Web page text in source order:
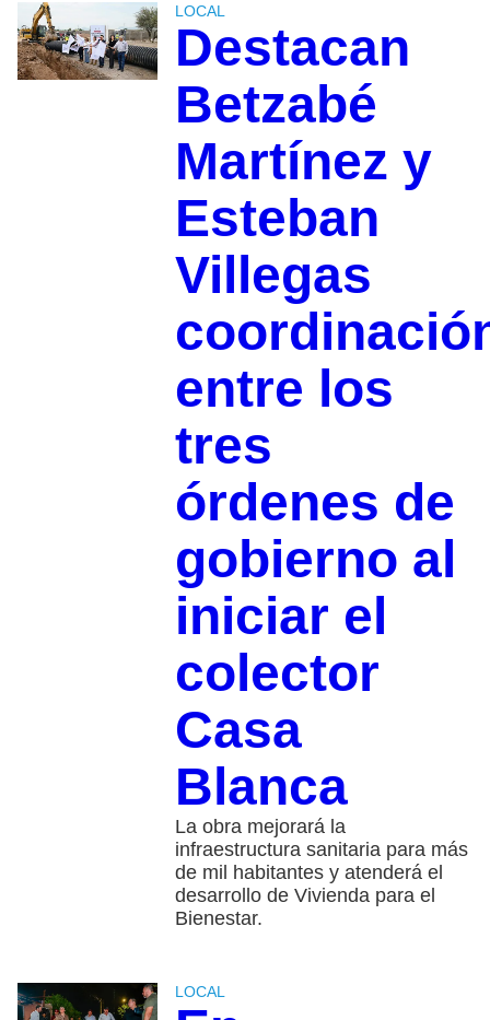
LOCAL
Destacan
Betzabé
Martínez y
Esteban
Villegas
entre los
tres
órdenes de
gobierno al
iniciar el
colector
Casa
Blanca
La obra mejorará la
infraestructura sanitaria para más
de mil habitantes y atenderá el
desarrollo de Vivienda para el
Bienestar.
LOCAL